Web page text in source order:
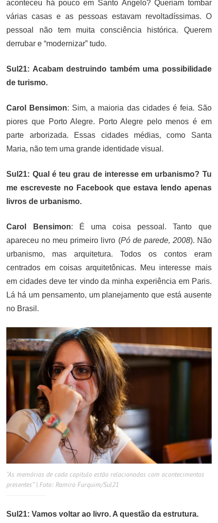
aconteceu há pouco em Santo Ângelo? Queriam tombar
várias casas e as pessoas estavam revoltadíssimas. O
pessoal não tem muita consciência histórica. Querem
derrubar e “modernizar” tudo.
Sul21: Acabam destruindo também uma possibilidade
de turismo.
Carol Bensimon: Sim, a maioria das cidades é feia. São
piores que Porto Alegre. Porto Alegre pelo menos é em
parte arborizada. Essas cidades médias, como Santa
Maria, não tem uma grande identidade visual.
Sul21: Qual é teu grau de interesse em urbanismo? Tu
me escreveste no Facebook que estava lendo apenas
livros de urbanismo.
Carol Bensimon: É uma coisa pessoal. Tanto que
apareceu no meu primeiro livro (Pó de parede, 2008). Não
urbanismo, mas arquitetura. Todos os contos eram
centrados em coisas arquitetônicas. Meu interesse mais
em cidades deve ter vindo da minha experiência em Paris.
Lá há um pensamento, um planejamento que está ausente
no Brasil.
“As memórias de cada capítulo estão relacionadas com acontecimentos
presentes” | Foto: Ramiro Furquim/Sul21
Sul21: Vamos voltar ao livro. A questão da estrutura.